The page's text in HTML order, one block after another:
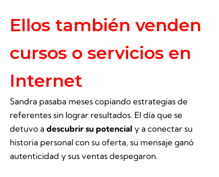
Ellos también venden
cursos o servicios en
Internet
Sandra pasaba meses copiando estrategias de
referentes sin lograr resultados. El día que se
detuvo a descubrir su potencial y a conectar su
historia personal con su oferta, su mensaje ganó
autenticidad y sus ventas despegaron.